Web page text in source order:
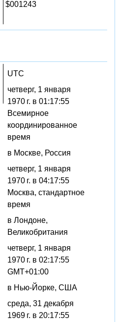
$001243
UTC
четверг, 1 января
1970 г. в 01:17:55
Всемирное
координированное
время
в Москве, Россия
четверг, 1 января
1970 г. в 04:17:55
Москва, стандартное
время
в Лондоне,
Великобритания
четверг, 1 января
1970 г. в 02:17:55
GMT+01:00
в Нью-Йорке, США
среда, 31 декабря
1969 г. в 20:17:55